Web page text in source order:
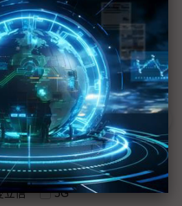
。點擊連結下載愛立信消
立信 5G